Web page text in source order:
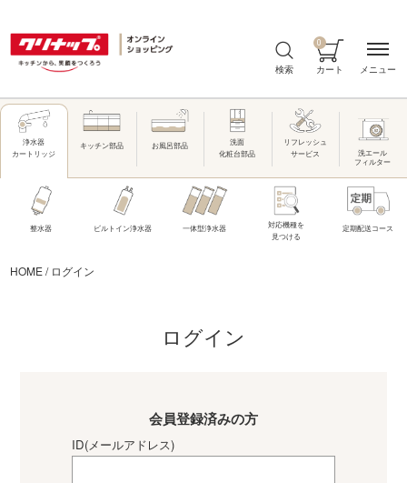
検索 カート
0
浄水器
カートリッジ
キッチン部品 お風呂部品
洗面
化粧台部品
リフレッシュ
サービス
洗エール
フィルター
整水器 ビルトイン浄水器 一体型浄水器
対応機種を
見つける
定期配送コース
HOME/ ログイン
ログイン
会員登録済みの方
ID(メールアドレス)
メニュー